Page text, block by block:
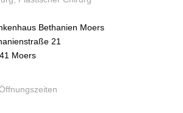
Bethanien Moers
21
Moers